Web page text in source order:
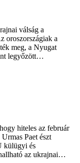
válság a
oroszországiak a
meg, a Nyugat
legyőzött…
hiteles az február
Paet észt
külügyi és
az ukrajnai…